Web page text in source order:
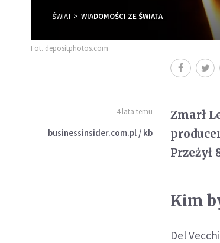
ŚWIAT WIADOMOŚCI ZE ŚWIATA
Fot. depositphotos.com
4 lata temu
businessinsider.com.pl / kb
Zmarł
Przeżył
Kim
Del